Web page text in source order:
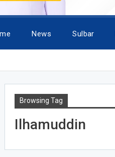
News Sulbar
Browsing Tag
Ilhamuddin